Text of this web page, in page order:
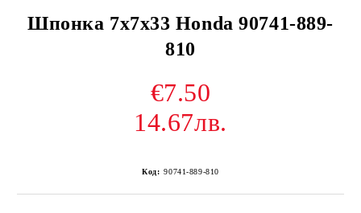
Шпонка 7x7x33 Honda 90741-889-
810
€7.50
14.67лв.
Код: 90741-889-810